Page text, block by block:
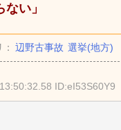
い」
辺野古事故 選挙(地方)
ID:eI53S60Y9